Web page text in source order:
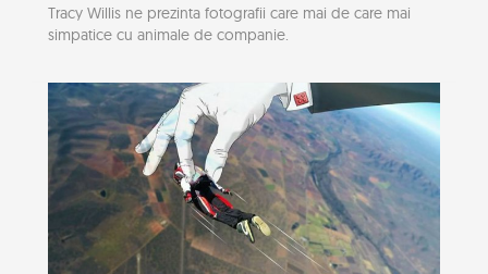
Tracy Willis ne prezinta fotografii care mai de care mai
simpatice cu animale de companie.